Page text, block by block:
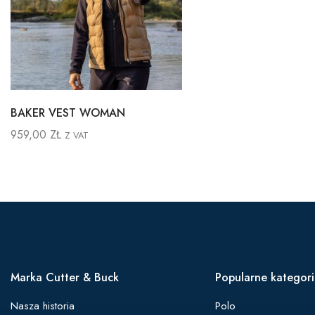
BAKER VEST WOMAN
959,00 ZŁ Z VAT
Marka Cutter & Buck
Nasza historia
Popularne
Polo